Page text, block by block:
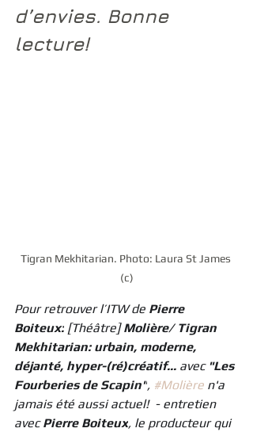
d’envies. Bonne
lecture!
Tigran Mekhitarian. Photo: Laura St James
(c)
Pour retrouver l’ITW de Pierre
Boiteux: [Théâtre] Molière/ Tigran
Mekhitarian: urbain, moderne,
déjanté, hyper-(ré)créatif... avec "Les
Fourberies de Scapin", #Molière n'a
jamais été aussi actuel!  - entretien
avec Pierre Boiteux, le producteur qui